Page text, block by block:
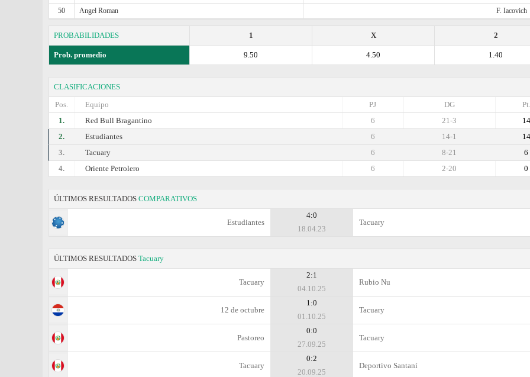
50
Angel Roman F. Iacovich
PROBABILIDADES 2
X
1
Prob. promedio 1.40
4.50
9.50
CLASIFICACIONES
Pos.
Equipo Pt.
DG
PJ
1.
Red Bull Bragantino 14
21-3
6
2.
Estudiantes 14
14-1
6
3.
Tacuary 6
8-21
6
4.
Oriente Petrolero 0
2-20
6
ÚLTIMOS RESULTADOS COMPARATIVOS
Estudiantes
4:0
18.04.23
Tacuary
ÚLTIMOS RESULTADOS Tacuary
Tacuary
2:1
04.10.25
Rubio Nu
12 de octubre
1:0
01.10.25
Tacuary
Pastoreo
0:0
27.09.25
Tacuary
Tacuary
0:2
20.09.25
Deportivo Santaní